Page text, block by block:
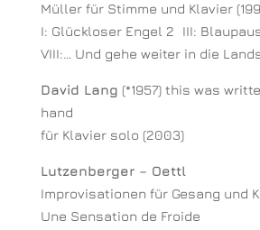
Müller für Stimme und Klavier
I: Glückloser Engel 2 III:
VIII:… Und gehe weiter in die
David Lang (*1957) this was
hand
für Klavier solo (2003)
Lutzenberger – Oettl
Improvisationen für Gesang und
Une Sensation de Froide